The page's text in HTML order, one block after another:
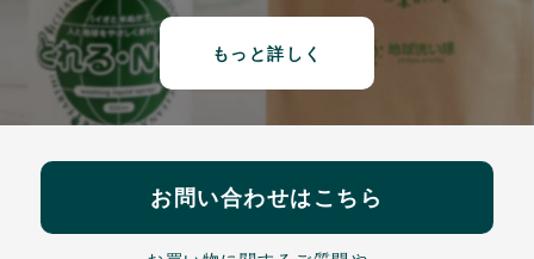
もっと詳しく
お問い合わせはこちら